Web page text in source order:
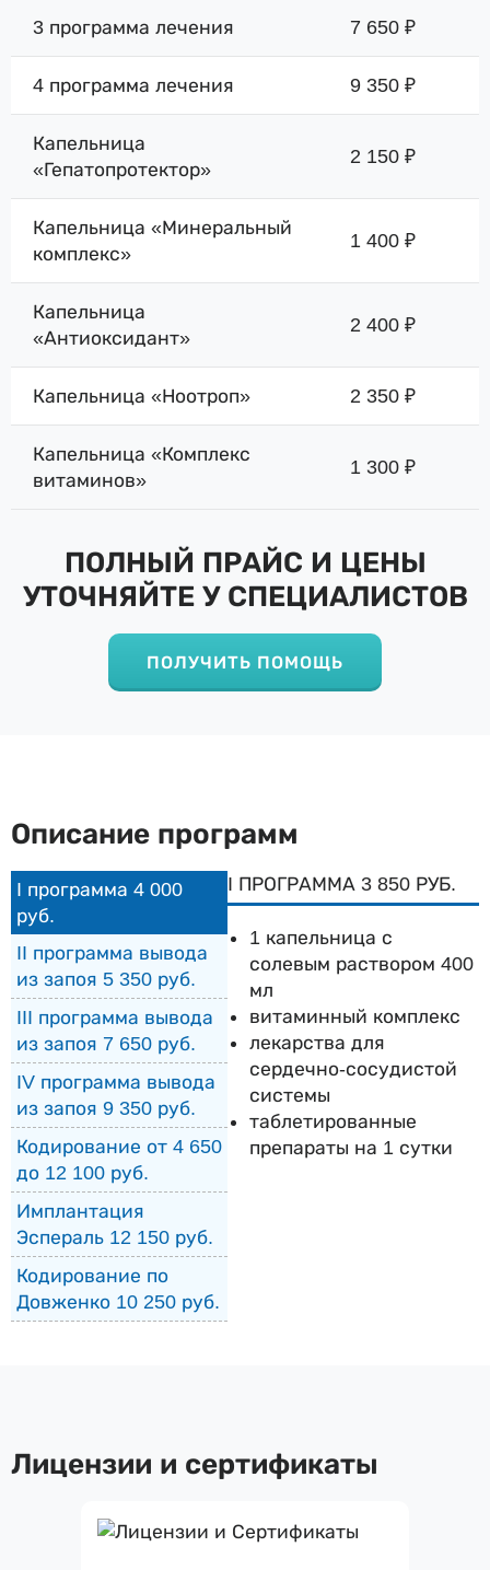
3 программа лечения 7 650 ₽
4 программа лечения 9 350 ₽
Капельница
«Гепатопротектор»
2 150 ₽
Капельница «Минеральный
комплекс»
1 400 ₽
Капельница
«Антиоксидант»
2 400 ₽
Капельница «Ноотроп» 2 350 ₽
Капельница «Комплекс
витаминов»
1 300 ₽
ПОЛНЫЙ ПРАЙС И ЦЕНЫ
УТОЧНЯЙТЕ У СПЕЦИАЛИСТОВ
ПОЛУЧИТЬ ПОМОЩЬ
Описание программ
I программа 4 000
руб.
II программа вывода
из запоя 5 350 руб.
III программа вывода
из запоя 7 650 руб.
IV программа вывода
из запоя 9 350 руб.
Кодирование от 4 650
до 12 100 руб.
Имплантация
Эспераль 12 150 руб.
Кодирование по
Довженко 10 250 руб.
I ПРОГРАММА 3 850 РУБ.
1 капельница с
солевым раствором 400
мл
витаминный комплекс
лекарства для
сердечно-сосудистой
системы
таблетированные
препараты на 1 сутки
Лицензии и сертификаты